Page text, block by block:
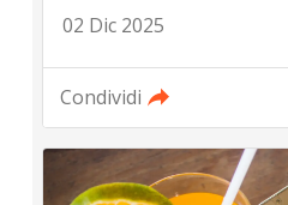
02 Dic 2025
Condividi